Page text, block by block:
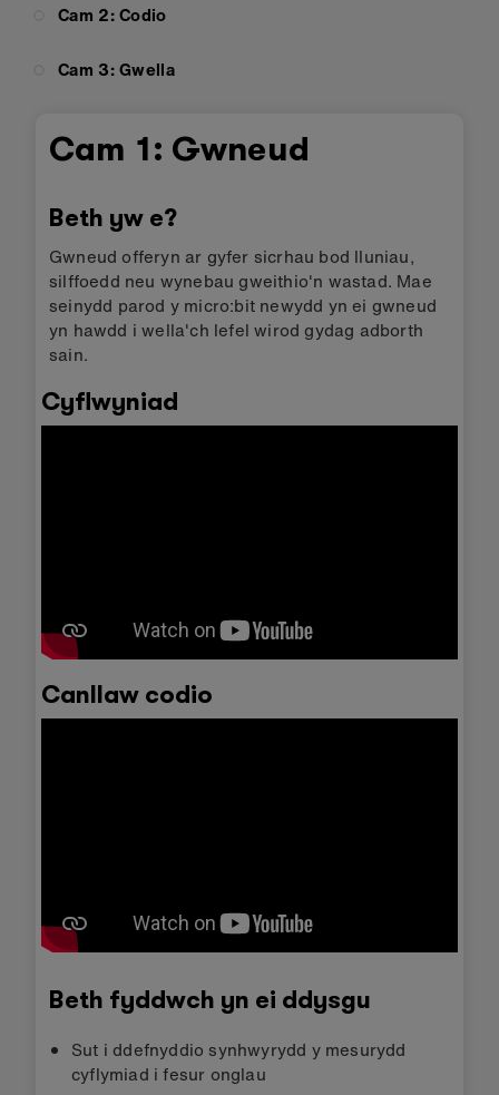
Cam 2: Codio
Cam 3: Gwella
Cam 1: Gwneud
Beth yw e?
Gwneud offeryn ar gyfer sicrhau bod lluniau,
silffoedd neu wynebau gweithio'n wastad. Mae
seinydd parod y micro:bit newydd yn ei gwneud
yn hawdd i wella'ch lefel wirod gydag adborth
sain.
Cyflwyniad
Canllaw codio
Beth fyddwch yn ei ddysgu
Sut i ddefnyddio synhwyrydd y mesurydd
cyflymiad i fesur onglau